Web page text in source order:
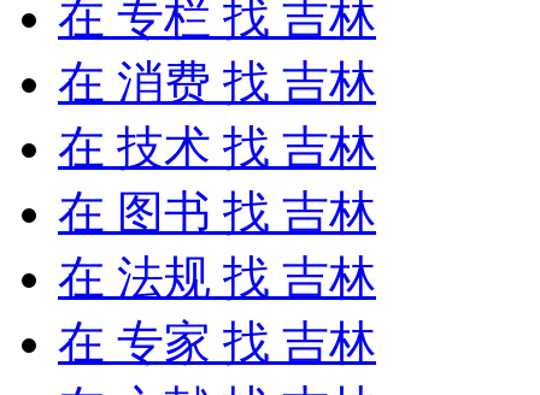
在 专栏 找 吉林
在 消费 找 吉林
在 技术 找 吉林
在 图书 找 吉林
在 法规 找 吉林
在 专家 找 吉林